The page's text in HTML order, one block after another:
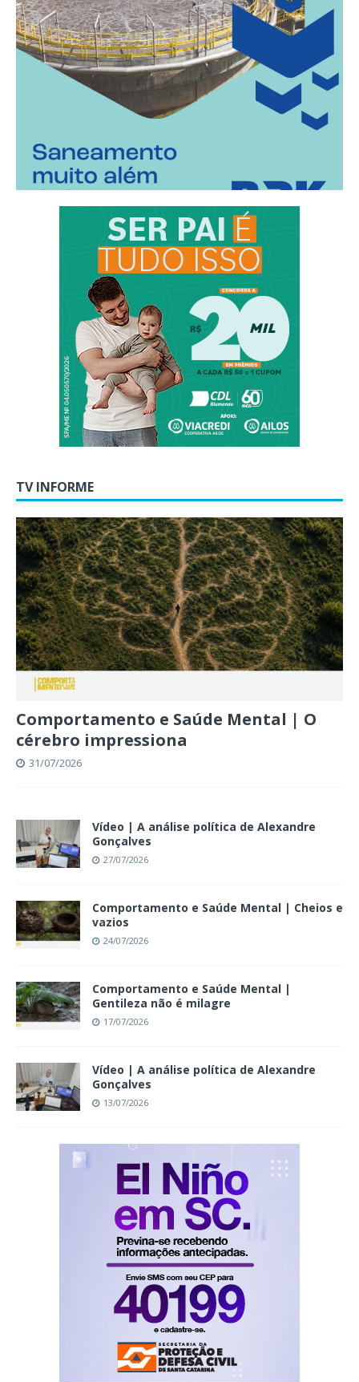
TV INFORME
Comportamento e Saúde Mental | O
cérebro impressiona
31/07/2026
Vídeo | A análise política de Alexandre
Gonçalves
27/07/2026
Comportamento e Saúde Mental | Cheios e
vazios
24/07/2026
Comportamento e Saúde Mental |
Gentileza não é milagre
17/07/2026
Vídeo | A análise política de Alexandre
Gonçalves
13/07/2026